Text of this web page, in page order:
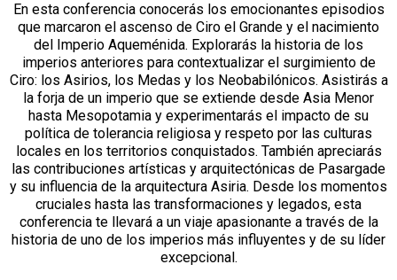
En esta conferencia conocerás los emocionantes episodios
que marcaron el ascenso de Ciro el Grande y el nacimiento
del Imperio Aqueménida. Explorarás la historia de los
imperios anteriores para contextualizar el surgimiento de
Ciro: los Asirios, los Medas y los Neobabilónicos. Asistirás a
la forja de un imperio que se extiende desde Asia Menor
hasta Mesopotamia y experimentarás el impacto de su
política de tolerancia religiosa y respeto por las culturas
locales en los territorios conquistados. También apreciarás
las contribuciones artísticas y arquitectónicas de Pasargade
y su influencia de la arquitectura Asiria. Desde los momentos
cruciales hasta las transformaciones y legados, esta
conferencia te llevará a un viaje apasionante a través de la
historia de uno de los imperios más influyentes y de su líder
excepcional.